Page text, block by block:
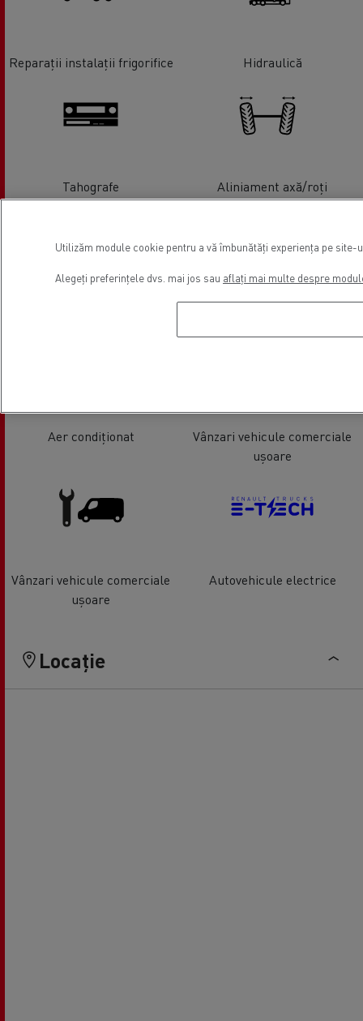
Reparații instalații frigorifice Hidraulică
Tahografe Aliniament axă/roți
Aer condiționat
Vânzari vehicule comerciale
ușoare
Vânzari vehicule comerciale
ușoare
Autovehicule electrice
Locație
Utilizăm module cookie pentru a vă îmbunătăți experiența pe
Alegeți preferințele dvs. mai jos sau aflați mai multe despre